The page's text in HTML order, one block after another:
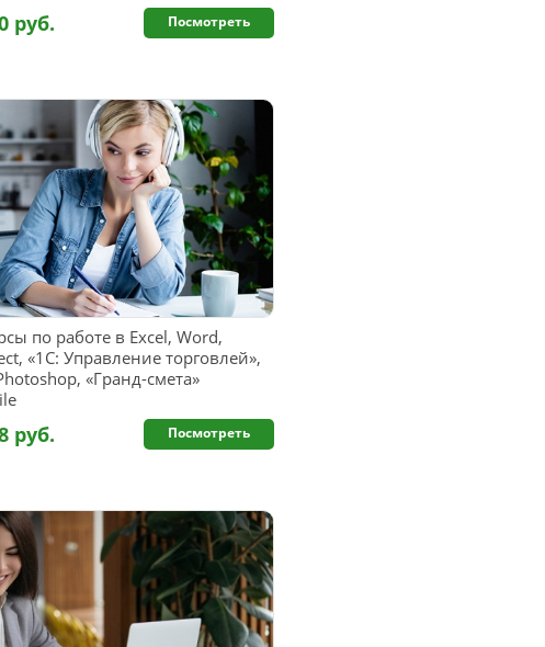
руб. Посмотреть
по работе в Excel, Word,
«1C: Управление торговлей»,
«Гранд-смета»
руб. Посмотреть